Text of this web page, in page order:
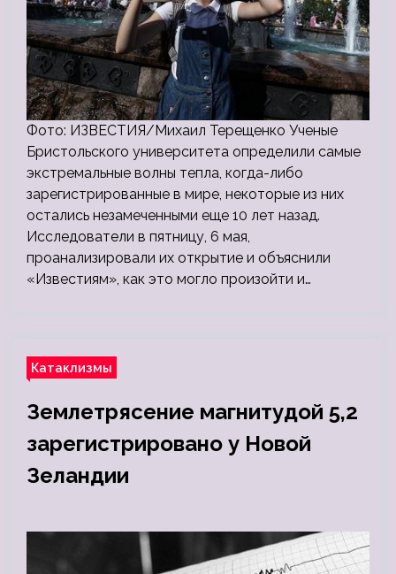
Фото: ИЗВЕСТИЯ/Михаил Терещенко Ученые
Бристольского университета определили самые
экстремальные волны тепла, когда-либо
зарегистрированные в мире, некоторые из них
остались незамеченными еще 10 лет назад.
Исследователи в пятницу, 6 мая,
проанализировали их открытие и объяснили
«Известиям», как это могло произойти и…
Катаклизмы
Землетрясение магнитудой 5,2
зарегистрировано у Новой
Зеландии